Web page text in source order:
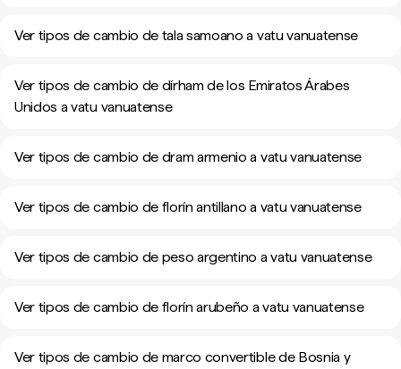
Ver tipos de cambio de tala samoano a vatu vanuatense
Ver tipos de cambio de dírham de los Emiratos Árabes
Unidos a vatu vanuatense
Ver tipos de cambio de dram armenio a vatu vanuatense
Ver tipos de cambio de florín antillano a vatu vanuatense
Ver tipos de cambio de peso argentino a vatu vanuatense
Ver tipos de cambio de florín arubeño a vatu vanuatense
Ver tipos de cambio de marco convertible de Bosnia y